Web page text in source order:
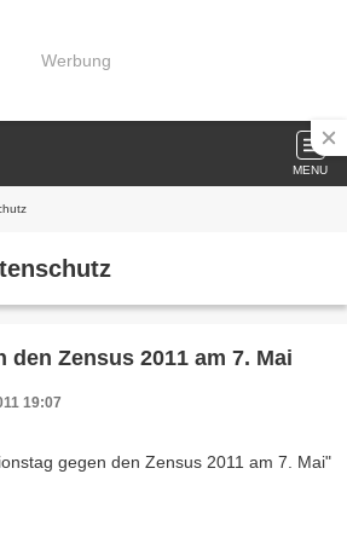
Werbung
MENU
Zensus 2011 am 7. Mai
19:07